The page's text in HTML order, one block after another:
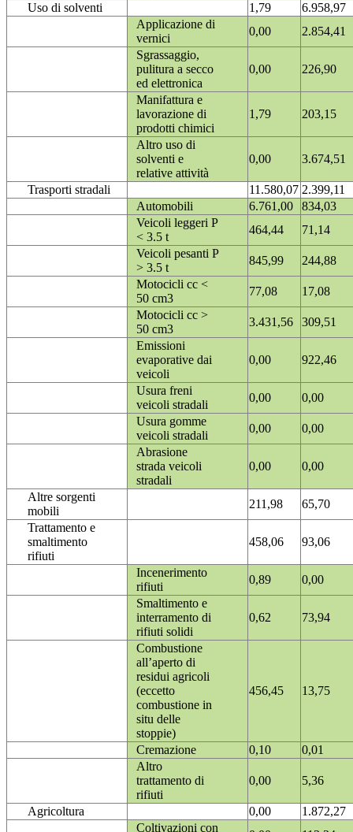
Uso di solventi 1,79
6.958,97
Applicazione di
vernici
0,00
2.854,41
Sgrassaggio,
pulitura a secco
ed elettronica
0,00 226,90
Manifattura e
lavorazione di
prodotti chimici
1,79 203,15
Altro uso di
solventi e
relative attività
0,00 3.674,51
Trasporti stradali 11.580,07 2.399,11
Automobili
6.761,00
834,03
Veicoli leggeri P
< 3.5 t
464,44
71,14
Veicoli pesanti P
> 3.5 t
845,99
244,88
Motocicli cc <
50 cm3
77,08
17,08
Motocicli cc >
50 cm3
3.431,56
309,51
Emissioni
evaporative dai
veicoli
0,00 922,46
Usura freni
veicoli stradali
0,00
0,00
Usura gomme
veicoli stradali
0,00
0,00
Abrasione
strada veicoli
stradali
0,00 0,00
Altre sorgenti
mobili
211,98
65,70
Trattamento e
smaltimento
rifiuti
458,06 93,06
Incenerimento
rifiuti
0,89
0,00
Smaltimento e
interramento di
rifiuti solidi
0,62 73,94
Combustione
all’aperto di
residui agricoli
(eccetto
combustione in
situ delle
stoppie)
456,45 13,75
Cremazione 0,10
0,01
Altro
trattamento di
rifiuti
0,00 5,36
Agricoltura 0,00
1.872,27
Coltivazioni con